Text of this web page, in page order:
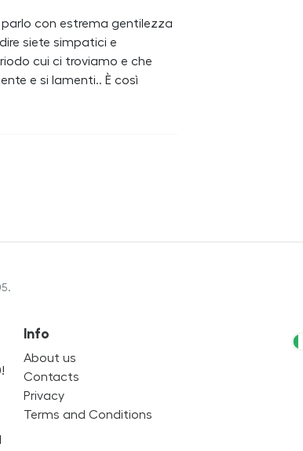
con estrema gentilezza
siete simpatici e
cui ci troviamo e che
e si lamenti.. È così
Info
About us
Contacts
Privacy
Terms and Conditions